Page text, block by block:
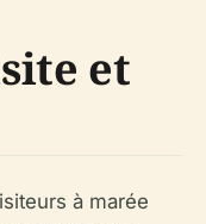
et
à marée